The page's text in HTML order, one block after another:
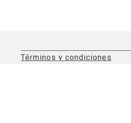
Términos y condiciones